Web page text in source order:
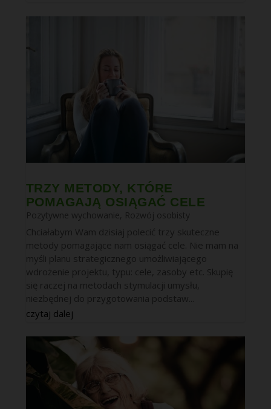
TRZY METODY, KTÓRE
POMAGAJĄ OSIĄGAĆ CELE
Pozytywne wychowanie Rozwój osobisty
Chciałabym Wam dzisiaj polecić trzy skuteczne
metody pomagające nam osiągać cele. Nie mam na
myśli planu strategicznego umożliwiającego
wdrożenie projektu, typu: cele, zasoby etc. Skupię
się raczej na metodach stymulacji umysłu,
niezbędnej do przygotowania podstaw...
czytaj dalej